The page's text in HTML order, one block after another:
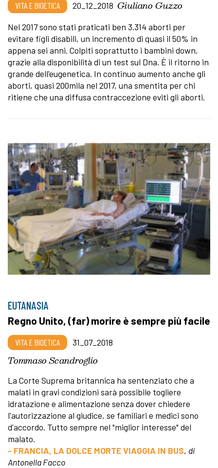
VITA E BIOETICA 20_12_2018 Giuliano Guzzo
Nel 2017 sono stati praticati ben 3.314 aborti per
evitare figli disabili, un incremento di quasi il 50% in
appena sei anni. Colpiti soprattutto i bambini down,
grazie alla disponibilità di un test sul Dna. È il ritorno in
grande dell'eugenetica. In continuo aumento anche gli
aborti, quasi 200mila nel 2017, una smentita per chi
ritiene che una diffusa contraccezione eviti gli aborti.
EUTANASIA
Regno Unito, (far) morire è sempre più facile
VITA E BIOETICA 31_07_2018
Tommaso Scandroglio
La Corte Suprema britannica ha sentenziato che a
malati in gravi condizioni sarà possibile togliere
idratazione e alimentazione senza dover chiedere
l'autorizzazione al giudice, se familiari e medici sono
d'accordo. Tutto sempre nel "miglior interesse" del
malato.
- FRANCIA, LA DOLCE MORTE VIAGGIA IN BUS, di
Antonella Facco